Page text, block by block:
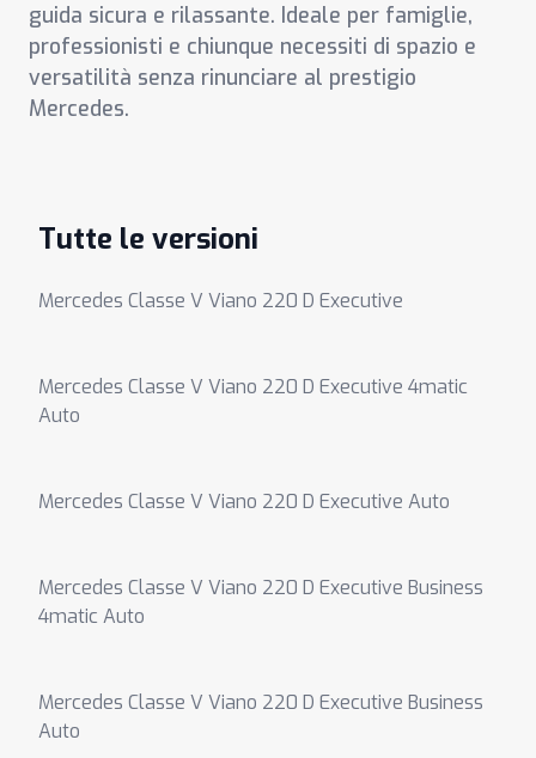
guida sicura e rilassante. Ideale per famiglie,
professionisti e chiunque necessiti di spazio e
versatilità senza rinunciare al prestigio
Mercedes.
Tutte le versioni
Mercedes Classe V Viano 220 D Executive
Mercedes Classe V Viano 220 D Executive 4matic
Auto
Mercedes Classe V Viano 220 D Executive Auto
Mercedes Classe V Viano 220 D Executive Business
4matic Auto
Mercedes Classe V Viano 220 D Executive Business
Auto